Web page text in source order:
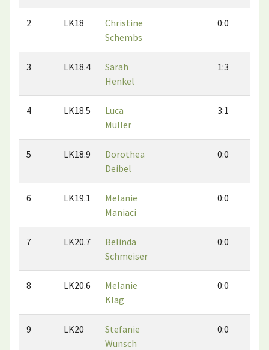
2 LK18
Christine
Schembs
0:0
3 LK18.4
Sarah
Henkel
1:3
4 LK18.5
Luca
Müller
3:1
5 LK18.9
Dorothea
Deibel
0:0
6 LK19.1
Melanie
Maniaci
0:0
7 LK20.7
Belinda
Schmeiser
0:0
8 LK20.6
Melanie
Klag
0:0
9 LK20
Stefanie
Wunsch
0:0